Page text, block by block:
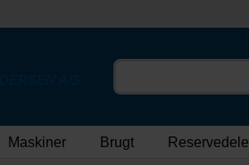
Maskiner Brugt Reservedele